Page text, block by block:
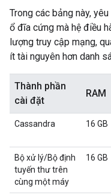
Trong các bảng này,
ổ đĩa cứng mà hệ điều
lượng truy cập mạng,
ít tài nguyên hơn danh
Thành phần
cài đặt
RAM
Cassandra 16 GB
Bộ xử lý/Bộ định
tuyến thư trên
cùng một máy
16 GB